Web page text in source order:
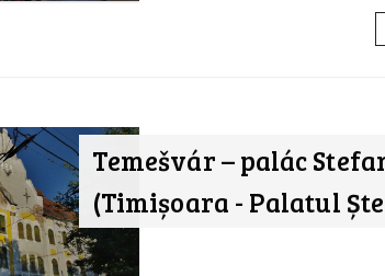
Temešvár – palác
(Timișoara - Palatul